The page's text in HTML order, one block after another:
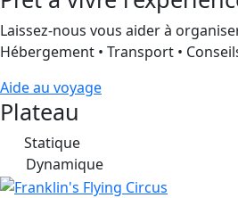
Laissez-nous vous aider à
Hébergement • Transport •
Aide au voyage
Plateau
Statique
Dynamique